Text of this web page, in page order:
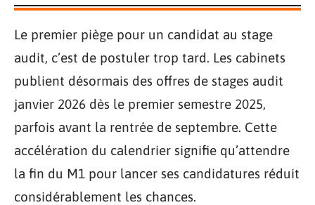
Le premier piège pour un candidat au stage
audit, c’est de postuler trop tard. Les cabinets
publient désormais des offres de stages audit
janvier 2026 dès le premier semestre 2025,
parfois avant la rentrée de septembre. Cette
accélération du calendrier signifie qu’attendre
la fin du M1 pour lancer ses candidatures réduit
considérablement les chances.